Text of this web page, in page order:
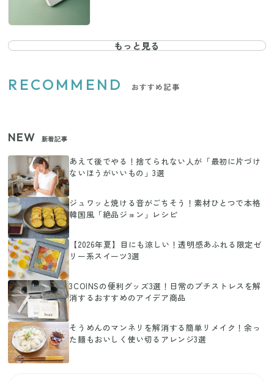
もっと見る
RECOMMEND おすすめ記事
NEW 新着記事
あえて後でやる！捨てられない人が「最初に片づけ
ないほうがいいもの」3選
ジュワッと焼ける音がごちそう！素材ひとつで本格
韓国風「絶品ジョン」レシピ
【2026年夏】目にも涼しい！透明感あふれる限定ゼ
リー系スイーツ3選
3COINSの便利グッズ3選！日常のプチストレスを解
消するおすすめのアイデア商品
そうめんのマンネリを解消する簡単リメイク！余っ
た麺もおいしく使い切るアレンジ3選